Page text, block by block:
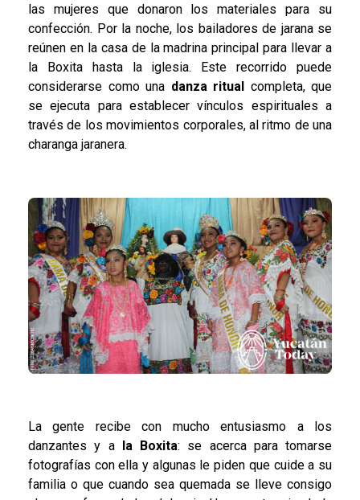
las mujeres que donaron los materiales para su
confección. Por la noche, los bailadores de jarana se
reúnen en la casa de la madrina principal para llevar a
la Boxita hasta la iglesia. Este recorrido puede
considerarse como una danza ritual completa, que
se ejecuta para establecer vínculos espirituales a
través de los movimientos corporales, al ritmo de una
charanga jaranera.
La gente recibe con mucho entusiasmo a los
danzantes y a la Boxita: se acerca para tomarse
fotografías con ella y algunas le piden que cuide a su
familia o que cuando sea quemada se lleve consigo